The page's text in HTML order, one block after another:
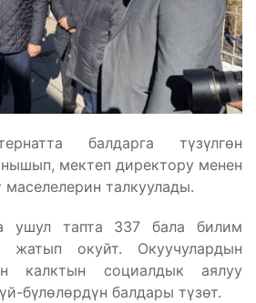
балдарга түзүлгөн
мектеп директору менен
маселелерин талкуулады.
ушул тапта 337 бала билим
окуйт. Окуучулардын
калктын социалдык аялуу
бүлөлөрдүн балдары түзөт.